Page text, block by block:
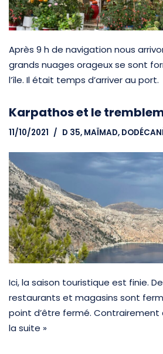
Après 9 h de navigation nous
grands nuages orageux se sont
l’île. Il était temps d’arriver au port.
Karpathos et le
11/10/2021 D 35, MAÏMAD,
Ici, la saison touristique est finie.
restaurants et magasins sont
point d’être fermé. Contrairement
la suite »